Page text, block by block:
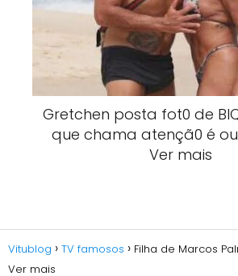
Gretchen posta fot0 de
que chama atençã0 é
Ver mais
Vitublog TV famosos
Filha de Marcos
Ver mais